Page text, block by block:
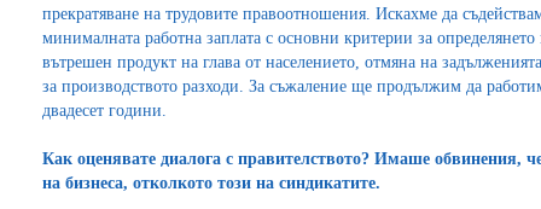
прекратяване на трудовите правоотношения. Искахме да
минималната работна заплата с основни критерии за
вътрешен продукт на глава от населението, отмяна на
за производството разходи. За съжаление ще продължим да
двадесет години.
Как оценявате диалога с правителството? Имаше обвинения,
на бизнеса, отколкото този на синдикатите.